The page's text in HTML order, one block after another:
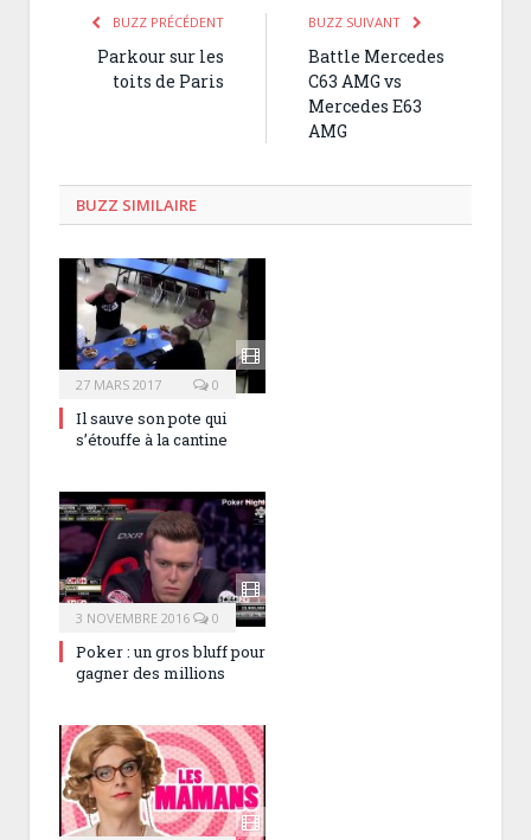
BUZZ PRÉCÉDENT
Parkour sur les
toits de Paris
BUZZ SUIVANT
Battle Mercedes
C63 AMG vs
Mercedes E63
AMG
BUZZ SIMILAIRE
27 MARS 2017 0
Il sauve son pote qui
s’étouffe à la cantine
3 NOVEMBRE 2016 0
Poker : un gros bluff pour
gagner des millions